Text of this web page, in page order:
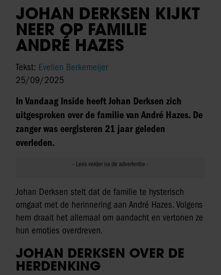
JOHAN DERKSEN KIJKT
NEER OP FAMILIE
ANDRÉ HAZES
Tekst: Evelien Berkemeijer
25/09/2025
In Vandaag Inside heeft Johan Derksen zich
uitgesproken over de familie van André Hazes. De
zanger was eergisteren 21 jaar geleden
overleden.
Johan Derksen stelt dat de familie te hysterisch
omgaat met de herinnering aan André Hazes. Volgens
hem draait het allemaal om aandacht en vertonen ze
hun emoties overdreven.
JOHAN DERKSEN OVER DE
HERDENKING